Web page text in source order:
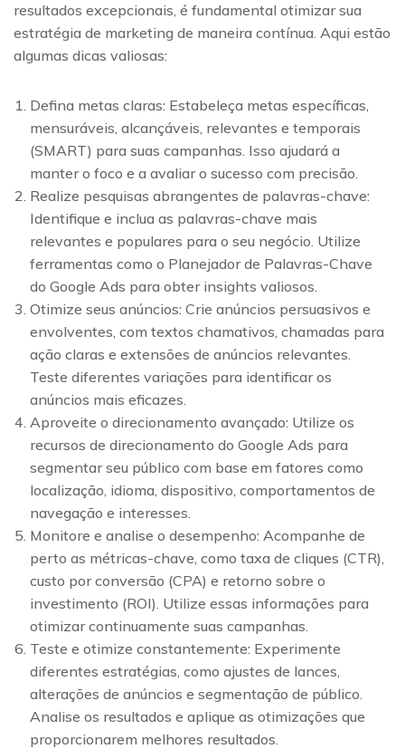
resultados excepcionais, é fundamental otimizar sua
estratégia de marketing de maneira contínua. Aqui estão
algumas dicas valiosas:
Defina metas claras: Estabeleça metas específicas,
mensuráveis, alcançáveis, relevantes e temporais
(SMART) para suas campanhas. Isso ajudará a
manter o foco e a avaliar o sucesso com precisão.
Realize pesquisas abrangentes de palavras-chave:
Identifique e inclua as palavras-chave mais
relevantes e populares para o seu negócio. Utilize
ferramentas como o Planejador de Palavras-Chave
do Google Ads para obter insights valiosos.
Otimize seus anúncios: Crie anúncios persuasivos e
envolventes, com textos chamativos, chamadas para
ação claras e extensões de anúncios relevantes.
Teste diferentes variações para identificar os
anúncios mais eficazes.
Aproveite o direcionamento avançado: Utilize os
recursos de direcionamento do Google Ads para
segmentar seu público com base em fatores como
localização, idioma, dispositivo, comportamentos de
navegação e interesses.
Monitore e analise o desempenho: Acompanhe de
perto as métricas-chave, como taxa de cliques (CTR),
custo por conversão (CPA) e retorno sobre o
investimento (ROI). Utilize essas informações para
otimizar continuamente suas campanhas.
Teste e otimize constantemente: Experimente
diferentes estratégias, como ajustes de lances,
alterações de anúncios e segmentação de público.
Analise os resultados e aplique as otimizações que
proporcionarem melhores resultados.